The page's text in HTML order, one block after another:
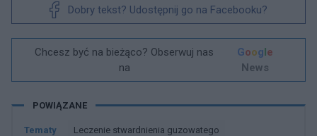
Dobry tekst? Udostępnij go na Facebooku?
Chcesz być na bieżąco? Obserwuj nas
na
Google
News
POWIĄZANE
Tematy Leczenie stwardnienia guzowatego